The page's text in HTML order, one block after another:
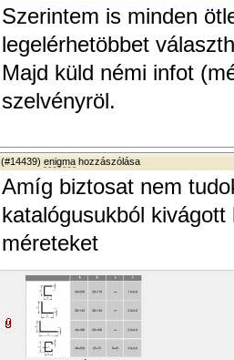
Szerintem is minden
legelérhetöbbet
Majd küld némi infot
szelvényröl.
(#14439) enigma hozzászólása
Amíg biztosat nem
katalógusukból
méreteket